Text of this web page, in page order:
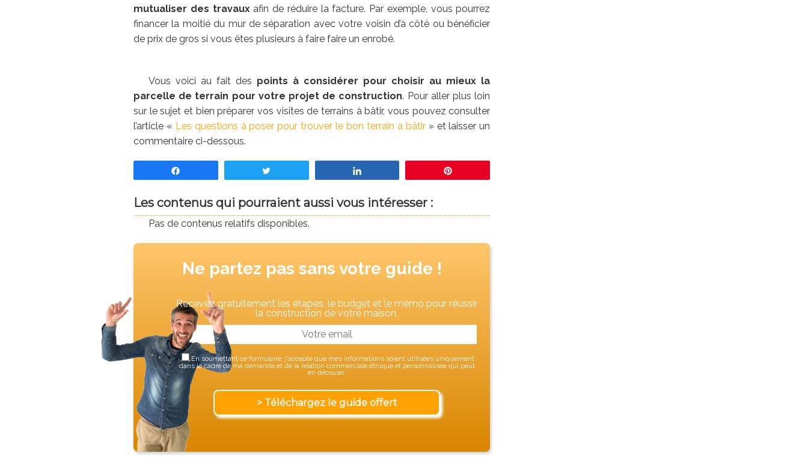
mutualiser des travauxafin de réduire la facture. Par exemple, vous pourrez
financer la moitié du mur de séparation avec votre voisin d’à côté ou bénéficier
de prix de gros si vous êtes plusieurs à faire faire un enrobé.
Vous voici au fait des points à considérer pour choisir au mieux la
parcelle de terrain pour votre projet de construction. Pour aller plus loin
sur le sujet et bien préparer vos visites de terrains à bâtir, vous pouvez consulter
l’article « Les questions à poser pour trouver le bon terrain à bâtir» et laisser un
commentaire ci-dessous.
Les contenus qui pourraient aussi vous intéresser :
Pas de contenus relatifs disponibles.
Ne partez pas sans votre guide !
Recevez gratuitement les étapes, le budget et le mémo pour réussir
la construction de votre maison.
En soumettant ce formulaire, j’accepte que mes informations soient utilisées uniquement
dans le cadre de ma demande et de la relation commerciale éthique et personnalisée qui peut
en découler.